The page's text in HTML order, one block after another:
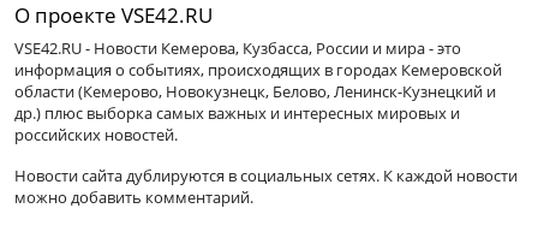
О проекте VSE42.RU
VSE42.RU - Новости Кемерова, Кузбасса, России и мира - это
информация о событиях, происходящих в городах Кемеровской
области (Кемерово, Новокузнецк, Белово, Ленинск-Кузнецкий и
др.) плюс выборка самых важных и интересных мировых и
российских новостей.
Новости сайта дублируются в социальных сетях. К каждой новости
можно добавить комментарий.